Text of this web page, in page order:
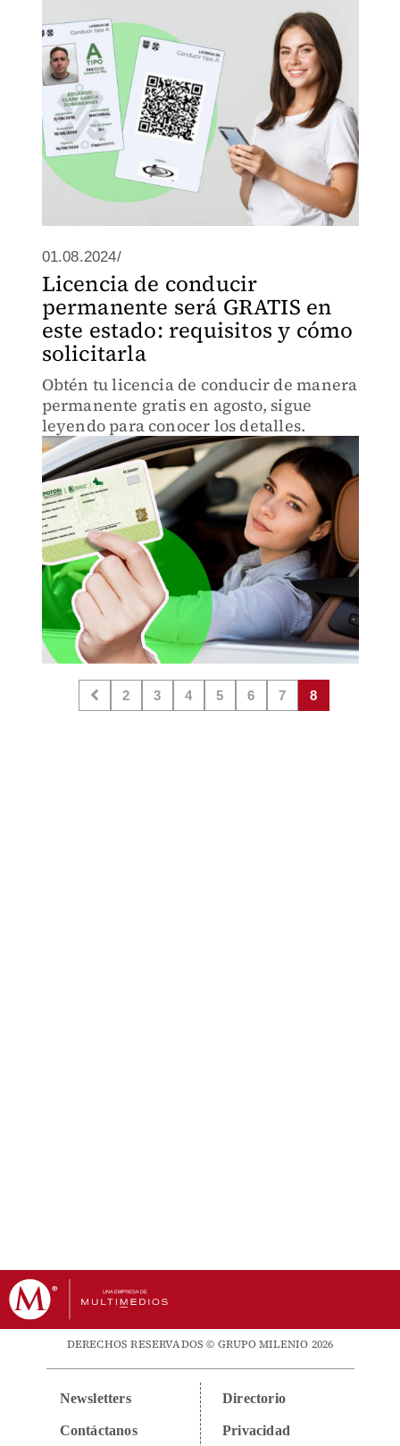
01.08.2024/
Licencia de conducir
permanente será GRATIS en
este estado: requisitos y cómo
solicitarla
Obtén tu licencia de conducir de manera
permanente gratis en agosto, sigue
leyendo para conocer los detalles.
2 3 4 5 6 7 8
DERECHOS RESERVADOS © GRUPO MILENIO 2026
Newsletters
Contáctanos
Directorio
Privacidad